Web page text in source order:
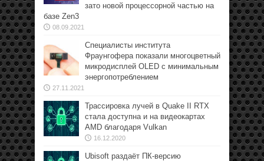
зато новой процессорной частью на
базе Zen3
08.09.2021
Специалисты института
Фраунгофера показали многоцветный
микродисплей OLED с минимальным
энергопотреблением
27.11.2021
Трассировка лучей в Quake II RTX
стала доступна и на видеокартах
AMD благодаря Vulkan
16.12.2020
Ubisoft раздаёт ПК-версию